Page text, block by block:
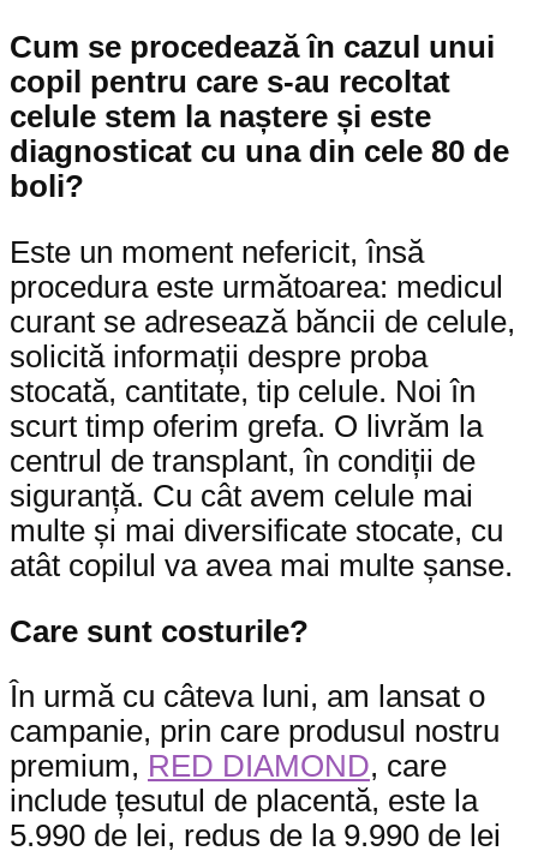
Cum se procedează în cazul unui
copil pentru care s-au recoltat
celule stem la naștere și este
diagnosticat cu una din cele 80 de
boli?
Este un moment nefericit, însă
procedura este următoarea: medicul
curant se adresează băncii de celule,
solicită informații despre proba
stocată, cantitate, tip celule. Noi în
scurt timp oferim grefa. O livrăm la
centrul de transplant, în condiții de
siguranță. Cu cât avem celule mai
multe și mai diversificate stocate, cu
atât copilul va avea mai multe șanse.
Care sunt costurile?
În urmă cu câteva luni, am lansat o
campanie, prin care produsul nostru
premium, RED DIAMOND, care
include țesutul de placentă, este la
5.990 de lei, redus de la 9.990 de lei